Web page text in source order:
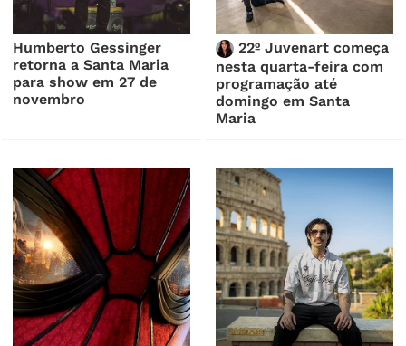
Humberto Gessinger
retorna a Santa Maria
para show em 27 de
novembro
22º Juvenart começa
nesta quarta-feira com
programação até
domingo em Santa
Maria